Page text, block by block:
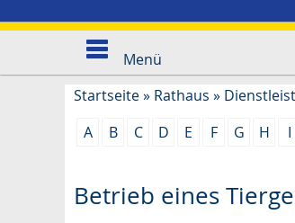
Menü
Startseite» Rathaus »
A
B C D E F G H I
Betrieb eines